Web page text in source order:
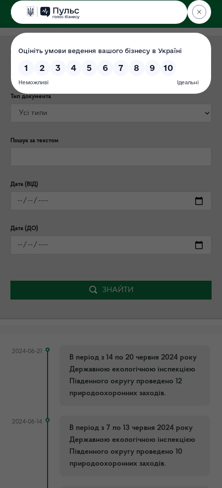
ДЕРЖЕКОІНСПЕКЦІЯ
Категорія публікації
Тип документа
Пошук за текстом
Дата (ВІД)
Дата (ДО)
ЗНАЙТИ
2024-06-21
В період з 14 по 20 червня 2024 року
Державною екологічною інспекцією
Південного округу проведено 12
природоохоронних заходів.
2024-06-14
В період з 7 по 13 червня 2024 року
Державною екологічною інспекцією
Південного округу проведено 10
природоохоронних заходів.